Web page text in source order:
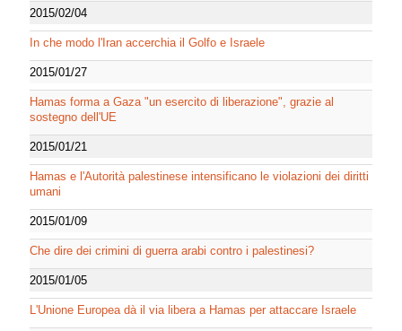
2015/02/04
In che modo l'Iran accerchia il Golfo e Israele
2015/01/27
Hamas forma a Gaza "un esercito di liberazione", grazie al
sostegno dell'UE
2015/01/21
Hamas e l'Autorità palestinese intensificano le violazioni dei diritti
umani
2015/01/09
Che dire dei crimini di guerra arabi contro i palestinesi?
2015/01/05
L'Unione Europea dà il via libera a Hamas per attaccare Israele